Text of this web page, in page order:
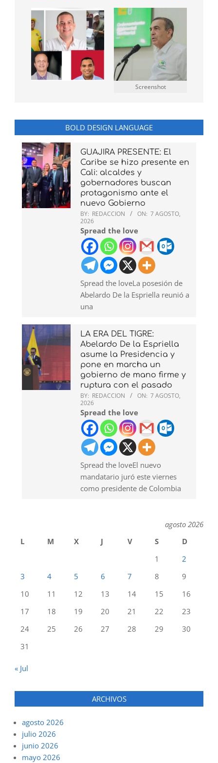
Screenshot
BOLD DESIGN LANGUAGE
GUAJIRA PRESENTE: El
Caribe se hizo presente en
Cali: alcaldes y
gobernadores buscan
protagonismo ante el
nuevo Gobierno
BY: REDACCION ON: 7 AGOSTO,
2026
Spread the love
Spread the loveLa posesión de
Abelardo De la Espriella reunió a
una
LA ERA DEL TIGRE:
Abelardo De la Espriella
asume la Presidencia y
pone en marcha un
gobierno de mano firme y
ruptura con el pasado
BY: REDACCION ON: 7 AGOSTO,
2026
Spread the love
Spread the loveEl nuevo
mandatario juró este viernes
como presidente de Colombia
agosto 2026
L
M X J V S
D
1
2
3
4 5 6 7 8
9
10
11 12 13 14 15
16
17
18 19 20 21 22
23
24
25 26 27 28 29
30
31
« Jul
ARCHIVOS
agosto 2026
julio 2026
junio 2026
mayo 2026